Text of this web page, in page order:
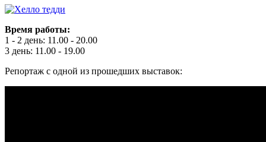
Время работы:
1 - 2 день: 11.00 - 20.00
3 день: 11.00 - 19.00
Репортаж с одной из прошедших выставок: